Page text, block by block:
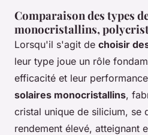
Comparaison des types
monocristallins,
Lorsqu'il s'agit de choisir
leur type joue un rôle
efficacité et leur
solaires monocristallins,
cristal unique de silicium, se
rendement élevé, atteignant